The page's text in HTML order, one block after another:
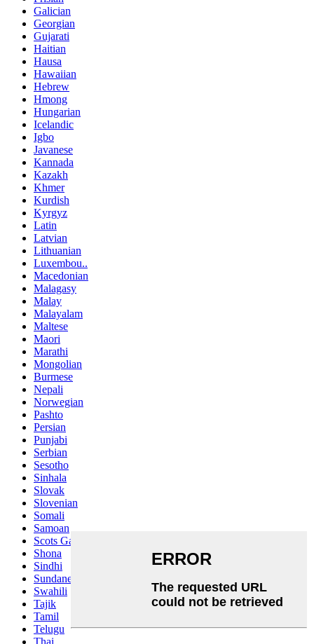
Galician
Georgian
Gujarati
Haitian
Hausa
Hawaiian
Hebrew
Hmong
Hungarian
Icelandic
Igbo
Javanese
Kannada
Kazakh
Khmer
Kurdish
Kyrgyz
Latin
Latvian
Lithuanian
Luxembou..
Macedonian
Malagasy
Malay
Malayalam
Maltese
Maori
Marathi
Mongolian
Burmese
Nepali
Norwegian
Pashto
Persian
Punjabi
Serbian
Sesotho
Sinhala
Slovak
Slovenian
Somali
Samoan
Scots Gaelic
Shona
Sindhi
Sundanese
Swahili
Tajik
Tamil
Telugu